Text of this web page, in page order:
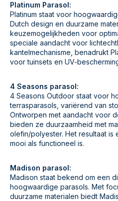
Platinum Parasol:
Platinum staat voor
Dutch design en duurzame
keuzemogelijkheden voor
speciale aandacht voor
kantelmechanisme, benadrukt
voor tuinsets en UV-
4 Seasons parasol:
4 Seasons Outdoor staat voor
terrasparasols, variërend van
Ontworpen met aandacht voor
bieden ze duurzaamheid met
olefin/polyester. Het resultaat is
mooi als functioneel is.
Madison parasol:
Madison staat bekend om een
hoogwaardige parasols. Met
duurzame materialen biedt